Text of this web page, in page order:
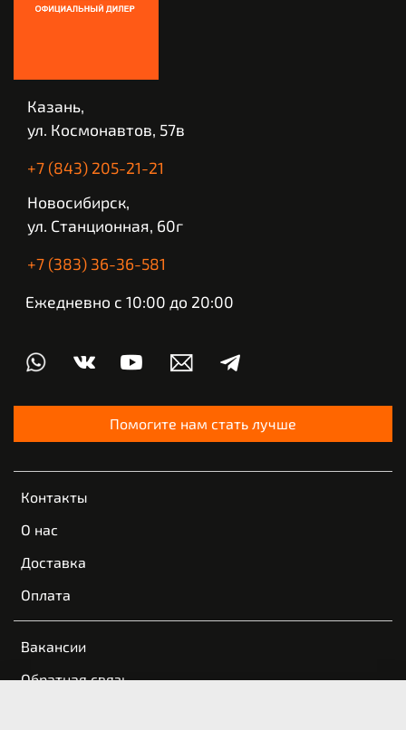
Контакты
О нас
Доставка
Оплата
Вакансии
Обратная связь
Казань,
ул. Космонавтов, 57в
+7 (843) 205-21-21
Новосибирск,
ул. Станционная, 60г
+7 (383) 36-36-581
Ежедневно с 10:00 до 20:00
Помогите нам стать лучше